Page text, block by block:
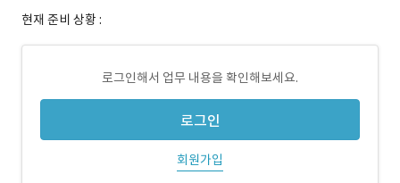
현재 준비 상황 :
로그인해서 업무 내용을 확인해보세요.
로그인
회원가입